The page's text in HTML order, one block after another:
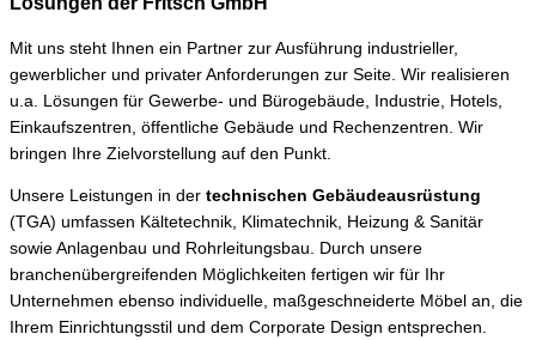
Mit uns steht Ihnen ein Partner zur Ausführung industrieller,
gewerblicher und privater Anforderungen zur Seite. Wir realisieren
u.a. Lösungen für Gewerbe- und Bürogebäude, Industrie, Hotels,
Einkaufszentren, öffentliche Gebäude und Rechenzentren. Wir
bringen Ihre Zielvorstellung auf den Punkt.
Unsere Leistungen in der technischen Gebäudeausrüstung
(TGA) umfassen Kältetechnik, Klimatechnik, Heizung & Sanitär
sowie Anlagenbau und Rohrleitungsbau. Durch unsere
branchenübergreifenden Möglichkeiten fertigen wir für Ihr
Unternehmen ebenso individuelle, maßgeschneiderte Möbel an, die
Ihrem Einrichtungsstil und dem Corporate Design entsprechen.